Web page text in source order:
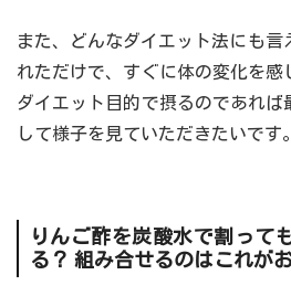
また、どんなダイエット法にも言
れただけで、すぐに体の変化を感
ダイエット目的で摂るのであれ
して様子を見ていただきたいです。
りんご酢を炭酸水で割って
る？ 組み合せるのはこれが